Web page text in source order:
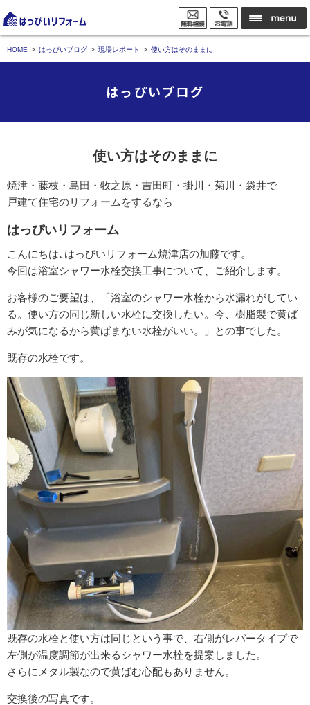
HOME はっぴいブログ 現場レポート 使い方はそのままに
はっぴいブログ
使い方はそのままに
焼津・藤枝・島田・牧之原・吉田町・掛川・菊川・袋井で
戸建て住宅のリフォームをするなら
はっぴいリフォーム
こんにちは､はっぴいリフォーム焼津店の加藤です。
今回は浴室シャワー水栓交換工事について、ご紹介します。
お客様のご要望は、「浴室のシャワー水栓から水漏れがしてい
る。使い方の同じ新しい水栓に交換したい。今、樹脂製で黄ば
みが気になるから黄ばまない水栓がいい。」との事でした。
既存の水栓です。
既存の水栓と使い方は同じという事で、右側がレバータイプで
左側が温度調節が出来るシャワー水栓を提案しました。
さらにメタル製なので黄ばむ心配もありません。
交換後の写真です。